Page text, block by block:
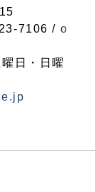
7106 / o
日・日曜